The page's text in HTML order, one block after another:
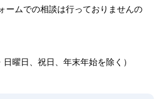
ームでの相談は行っておりませんの
曜日、祝日、年末年始を除く）